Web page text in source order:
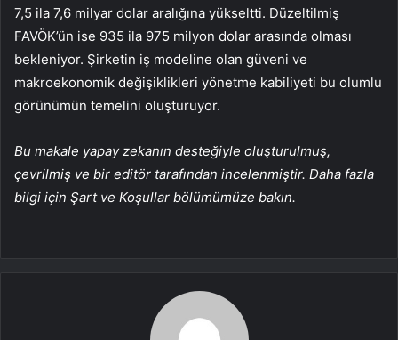
7,5 ila 7,6 milyar dolar aralığına yükseltti. Düzeltilmiş
FAVÖK’ün ise 935 ila 975 milyon dolar arasında olması
bekleniyor. Şirketin iş modeline olan güveni ve
makroekonomik değişiklikleri yönetme kabiliyeti bu olumlu
görünümün temelini oluşturuyor.
Bu makale yapay zekanın desteğiyle oluşturulmuş,
çevrilmiş ve bir editör tarafından incelenmiştir. Daha fazla
bilgi için Şart ve Koşullar bölümümüze bakın.